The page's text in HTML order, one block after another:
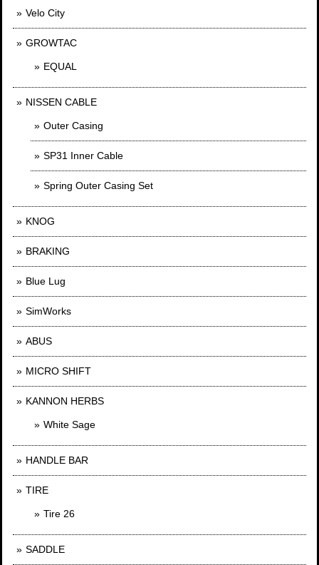
Velo City
GROWTAC
EQUAL
NISSEN CABLE
Outer Casing
SP31 Inner Cable
Spring Outer Casing Set
KNOG
BRAKING
Blue Lug
SimWorks
ABUS
MICRO SHIFT
KANNON HERBS
White Sage
HANDLE BAR
TIRE
Tire 26
SADDLE